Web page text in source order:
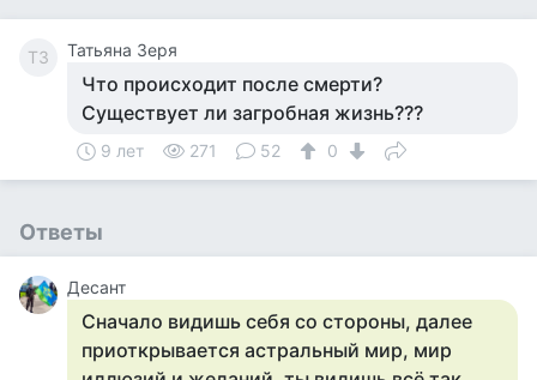
ТЗ Татьяна Зеря
Что происходит после смерти?
Существует ли загробная жизнь???
9 лет 271 52 0
Ответы
Десант
Сначало видишь себя со стороны, далее
приоткрывается астральный мир, мир